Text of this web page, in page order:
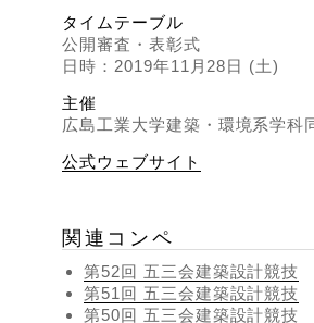
タイムテーブル
公開審査・表彰式
日時：2019年11月28日 (土)
主催
広島工業大学建築・環境系学科
公式ウェブサイト
関連コンペ
第52回 五三会建築設計競技
第51回 五三会建築設計競技
第50回 五三会建築設計競技